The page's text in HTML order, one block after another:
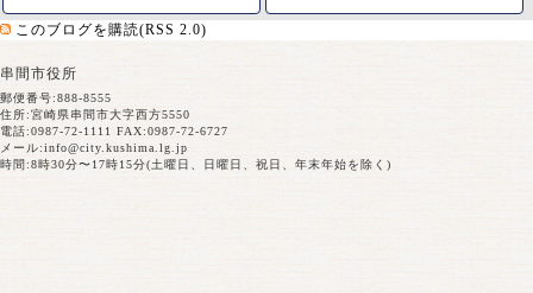
このブログを購読(RSS 2.0)
串間市役所
郵便番号:888-8555
住所:宮崎県串間市大字西方5550
電話:0987-72-1111 FAX:0987-72-6727
メール:info@city.kushima.lg.jp
時間:8時30分〜17時15分(土曜日、日曜日、祝日、年末年始を除く)